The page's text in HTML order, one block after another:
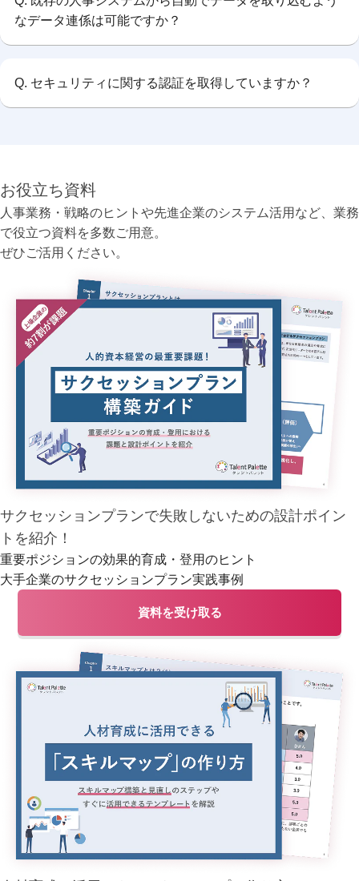
なデータ連係は可能ですか？
Q. セキュリティに関する認証を取得していますか？
お役立ち資料
人事業務・戦略のヒントや先進企業のシステム活用など、業務
で役立つ資料を多数ご用意。
ぜひご活用ください。
サクセッションプランで失敗しないための設計ポイン
トを紹介！
重要ポジションの効果的育成・登用のヒント
大手企業のサクセッションプラン実践事例
資料を受け取る